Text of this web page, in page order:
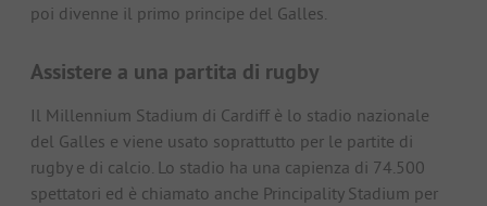
poi divenne il primo principe del Galles.
Assistere a una partita di rugby
Il Millennium Stadium di Cardiff è lo stadio nazionale
del Galles e viene usato soprattutto per le partite di
rugby e di calcio. Lo stadio ha una capienza di 74.500
spettatori ed è chiamato anche Principality Stadium per